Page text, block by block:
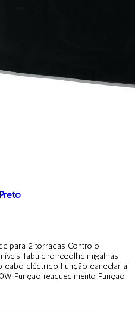
para 2 torradas Controlo
Tabuleiro recolhe migalhas
cabo eléctrico Função cancelar a
Função reaquecimento Função